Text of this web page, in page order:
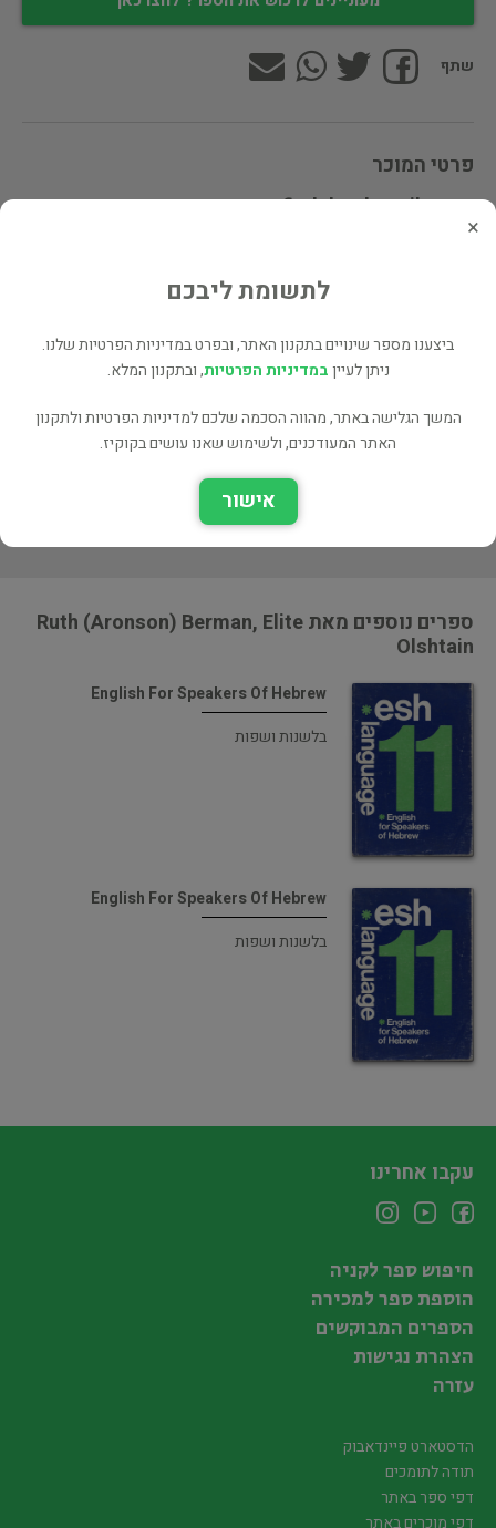
שתף
פרטי המוכר
מוכרי findabook.co.il
עוד ספרים מאותו מחבר/ת - Ruth (Aronson) Berman, Elite
כל הספרים בקטגוריית בלשנות ושפות (1,658 כותרים)
כל הספרים מהוצאת University Publishing Projects (8 כותרים)
בעל הספר? לחץ כאן לעריכה/הסרה
ספרים נוספים מאת Ruth (Aronson) Berman, Elite
Olshtain
English For Speakers Of Hebrew
בלשנות ושפות
English For Speakers Of Hebrew
בלשנות ושפות
×
לתשומת ליבכם
ביצענו מספר שינויים בתקנון האתר, ובפרט במדיניות הפרטיות שלנו.
ניתן לעייןבמדיניות הפרטיות, ובתקנון המלא.
המשך הגלישה באתר, מהווה הסכמה שלכם למדיניות הפרטיות ולתקנון
האתר המעודכנים, ולשימוש שאנו עושים בקוקיז.
אישור
עקבו אחרינו
חיפוש ספר לקניה
הוספת ספר למכירה
הספרים המבוקשים
הצהרת נגישות
עזרה
הדסטארט פיינדאבוק
תודה לתומכים
דפי ספר באתר
דפי מוכרים באתר